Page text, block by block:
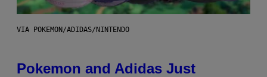
VIA POKEMON/ADIDAS/NINTENDO
Pokemon and Adidas Just